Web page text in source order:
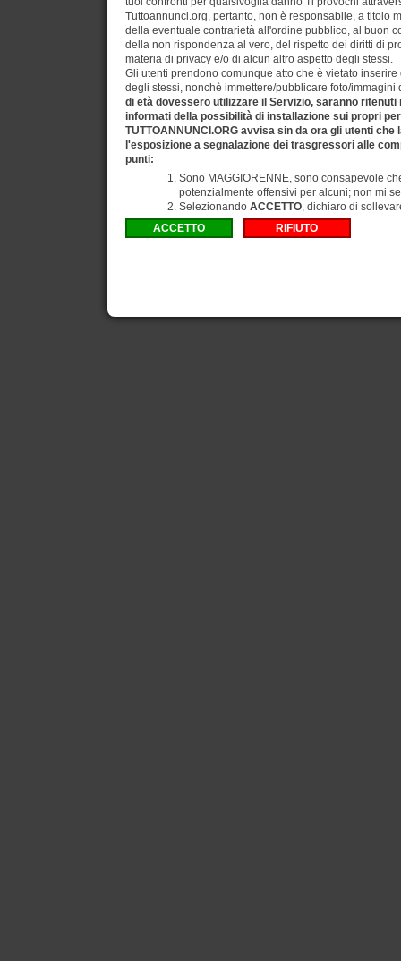
Tuttoannunci.org, pertanto, non è responsabile, a titolo
della eventuale contrarietà all'ordine pubblico, al buon
della non rispondenza al vero, del rispetto dei diritti di
materia di privacy e/o di alcun altro aspetto degli stessi.
Gli utenti prendono comunque atto che è vietato
degli stessi, nonchè immettere/pubblicare foto/
di età dovessero utilizzare il Servizio, saranno
informati della possibilità di installazione sui propri
TUTTOANNUNCI.ORG avvisa sin da ora gli utenti
l'esposizione a segnalazione dei trasgressori alle
punti:
Sono MAGGIORENNE, sono consapevole
potenzialmente offensivi per alcuni; non mi
Selezionando ACCETTO, dichiaro di